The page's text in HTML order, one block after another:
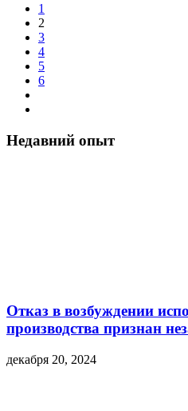
1
2
3
4
5
6
Недавний опыт
Отказ в возбуждении
производства признан
декабря 20, 2024